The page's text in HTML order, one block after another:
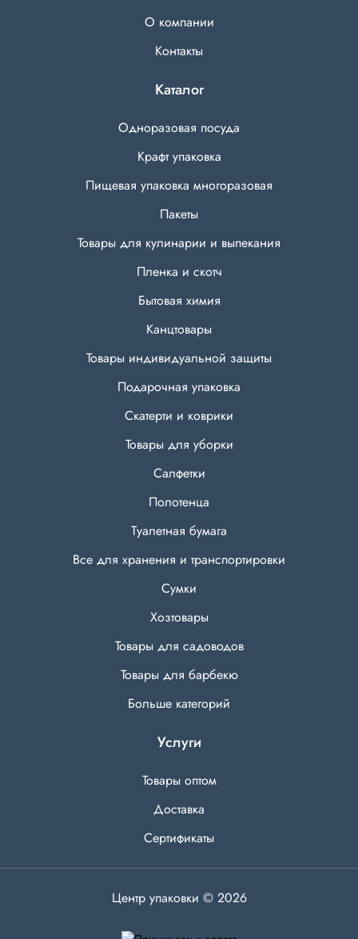
О компании
Контакты
Каталог
Одноразовая посуда
Крафт упаковка
Пищевая упаковка многоразовая
Пакеты
Товары для кулинарии и выпекания
Пленка и скотч
Бытовая химия
Канцтовары
Товары индивидуальной защиты
Подарочная упаковка
Скатерти и коврики
Товары для уборки
Салфетки
Полотенца
Туалетная бумага
Все для хранения и транспортировки
Сумки
Хозтовары
Товары для садоводов
Товары для барбекю
Больше категорий
Услуги
Товары оптом
Доставка
Сертификаты
Центр упаковки © 2026